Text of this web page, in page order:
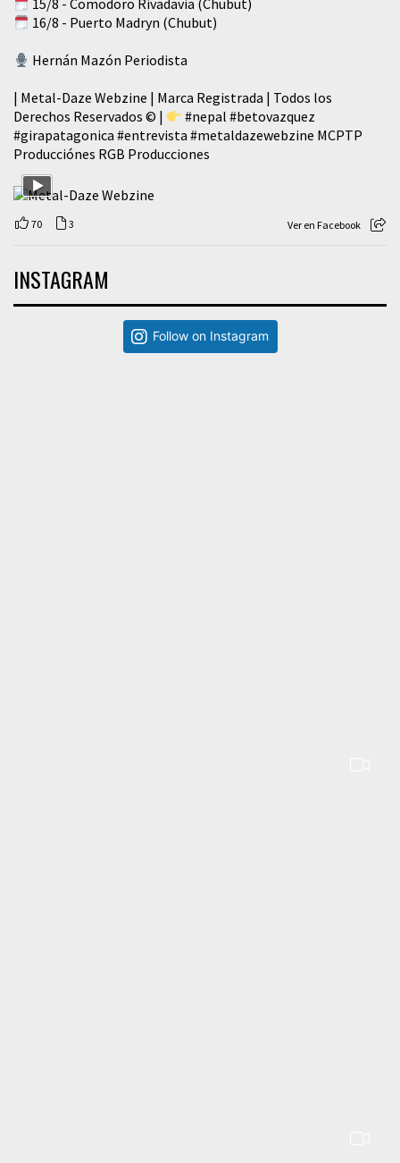
15/8 - Comodoro Rivadavia (Chubut)
16/8 - Puerto Madryn (Chubut)
Hernán Mazón Periodista
| Metal-Daze Webzine | Marca Registrada | Todos los
Derechos Reservados © |
#nepal #betovazquez
#girapatagonica #entrevista #metaldazewebzine MCPTP
Producciónes RGB Producciones
70 3 Ver en Facebook
INSTAGRAM
Follow on Instagram